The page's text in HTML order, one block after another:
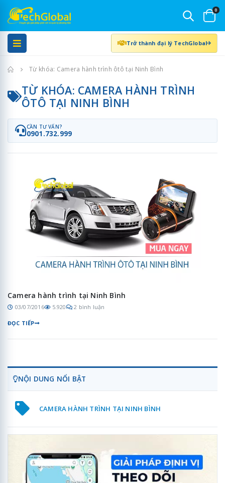
0
Trở thành đại lý TechGlobal
Trang chủTừ khóa: Camera hành trình ôtô tại Ninh Bình
TỪ KHÓA: CAMERA HÀNH TRÌNH
ÔTÔ TẠI NINH BÌNH
CẦN TƯ VẤN?
0901.732.999
Camera hành trình tại Ninh Bình
03/07/2016 5.920 2 bình luận
ĐỌC TIẾP
NỘI DUNG NỔI BẬT
CAMERA HÀNH TRÌNH TẠI NINH BÌNH